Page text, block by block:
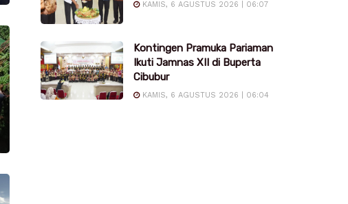
KAMIS, 6 AGUSTUS 2026 | 06:07
Kontingen Pramuka Pariaman
Ikuti Jamnas XII di Buperta
Cibubur
KAMIS, 6 AGUSTUS 2026 | 06:04